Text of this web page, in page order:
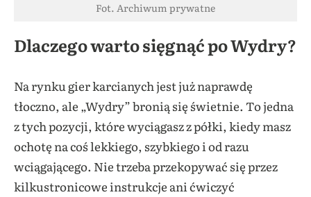
Fot. Archiwum prywatne
Dlaczego warto sięgnąć po Wydry?
Na rynku gier karcianych jest już naprawdę
tłoczno, ale „Wydry” bronią się świetnie. To jedna
z tych pozycji, które wyciągasz z półki, kiedy masz
ochotę na coś lekkiego, szybkiego i od razu
wciągającego. Nie trzeba przekopywać się przez
kilkustronicowe instrukcje ani ćwiczyć